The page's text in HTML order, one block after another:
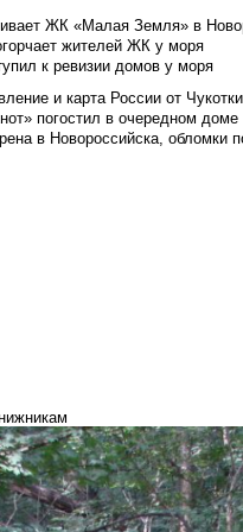
ЖК «Малая Земля» в
жителей ЖК у моря
к ревизии домов у моря
и карта России от
погостил в очередном доме
в Новороссийска, обломки